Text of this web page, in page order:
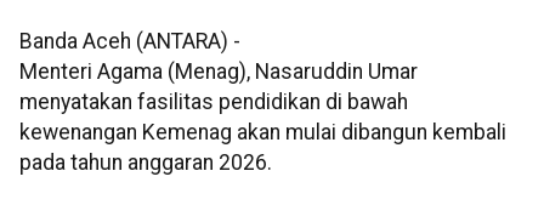
Banda Aceh (ANTARA) -
Menteri Agama (Menag), Nasaruddin Umar
menyatakan fasilitas pendidikan di bawah
kewenangan Kemenag akan mulai dibangun kembali
pada tahun anggaran 2026.